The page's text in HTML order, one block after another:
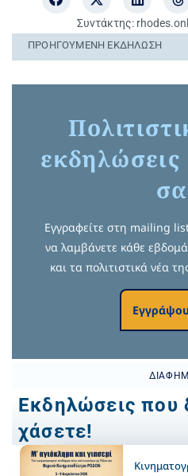
Συντάκτης:
ΠΡΟΗΓΟΎΜΕΝΗ ΕΚΔΉΛΩΣΗ
Εγγραφείτε στη mailing
να λαμβάνετε κάθε
και τα πολιτιστικά νέα
Εκδηλώσεις που
χάσετε!